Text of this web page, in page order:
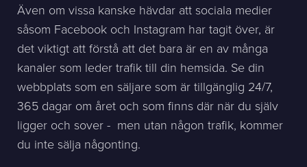
Även om vissa kanske hävdar att sociala medier
såsom Facebook och Instagram har tagit över, är
det viktigt att förstå att det bara är en av många
kanaler som leder trafik till din hemsida. Se din
webbplats som en säljare som är tillgänglig 24/7,
365 dagar om året och som finns där när du själv
ligger och sover - men utan någon trafik, kommer
du inte sälja någonting.